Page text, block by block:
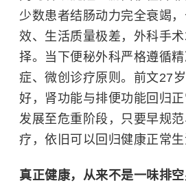
少数患者结肠动力完全衰竭
效、生活质量极差，外科手
择。当下便秘外科严格遵循
症、微创诊疗原则。前文27
好，肾功能与排便功能回归
发展至危重阶段，只要早规
疗，依旧可以回归健康正常生
真正健康，从来不是一味排